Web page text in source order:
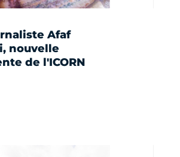
Afaf
nouvelle
de l'ICORN